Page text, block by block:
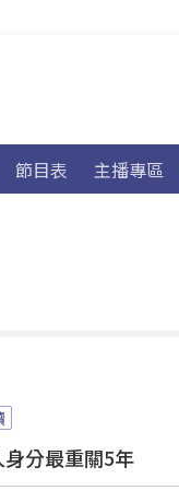
節目表 主播專區
分最重關5年